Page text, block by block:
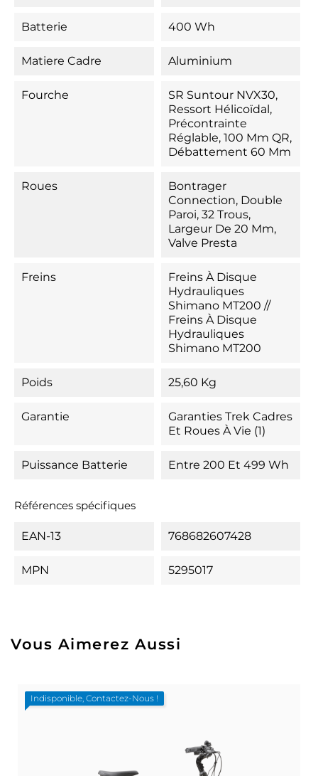
Batterie 400 Wh
Matiere Cadre Aluminium
Fourche
SR Suntour NVX30,
Ressort Hélicoïdal,
Précontrainte
Réglable, 100 Mm QR,
Débattement 60 Mm
Roues
Bontrager
Connection, Double
Paroi, 32 Trous,
Largeur De 20 Mm,
Valve Presta
Freins
Freins À Disque
Hydrauliques
Shimano MT200 //
Freins À Disque
Hydrauliques
Shimano MT200
Poids 25,60 Kg
Garantie
Garanties Trek Cadres
Et Roues À Vie (1)
Puissance Batterie Entre 200 Et 499 Wh
Références spécifiques
EAN-13 768682607428
MPN 5295017
Vous Aimerez Aussi
Indisponible, Contactez-Nous !